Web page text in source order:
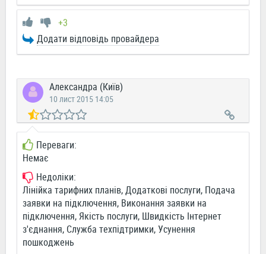
+3
Додати відповідь провайдера
Александра (Київ)
10 лист 2015 14:05
Переваги:
Немає
Недоліки:
Лінійка тарифних планів, Додаткові послуги, Подача
заявки на підключення, Виконання заявки на
підключення, Якість послуги, Швидкість Інтернет
з'єднання, Служба техпідтримки, Усунення
пошкоджень